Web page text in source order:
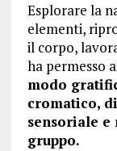
Esplorare la
elementi,
il corpo,
ha permesso
modo
cromatico,
sensoriale
gruppo.